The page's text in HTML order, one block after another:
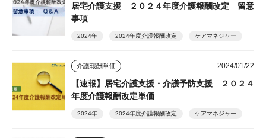
居宅介護支援 ２０２４年度介護報酬改定 留意
事項
2024年 2024年度介護報酬改定 ケアマネジャー
介護報酬単価 2024/01/22
【速報】居宅介護支援・介護予防支援 ２０２４
年度介護報酬改定単価
2024年 2024年度介護報酬改定 ケアマネジャー